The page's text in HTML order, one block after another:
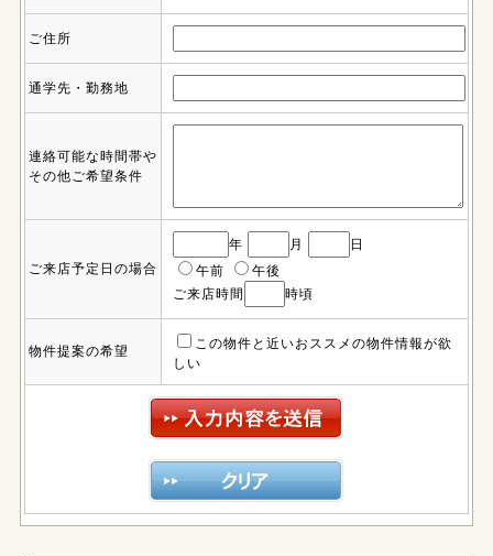
ご住所
通学先・勤務地
連絡可能な時間帯や
その他ご希望条件
ご来店予定日の場合
年 月
日
午前
午後
ご来店時間
時頃
物件提案の希望
この物件と近いおススメの物件情報が欲
しい